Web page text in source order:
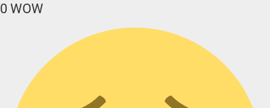
0 WOW